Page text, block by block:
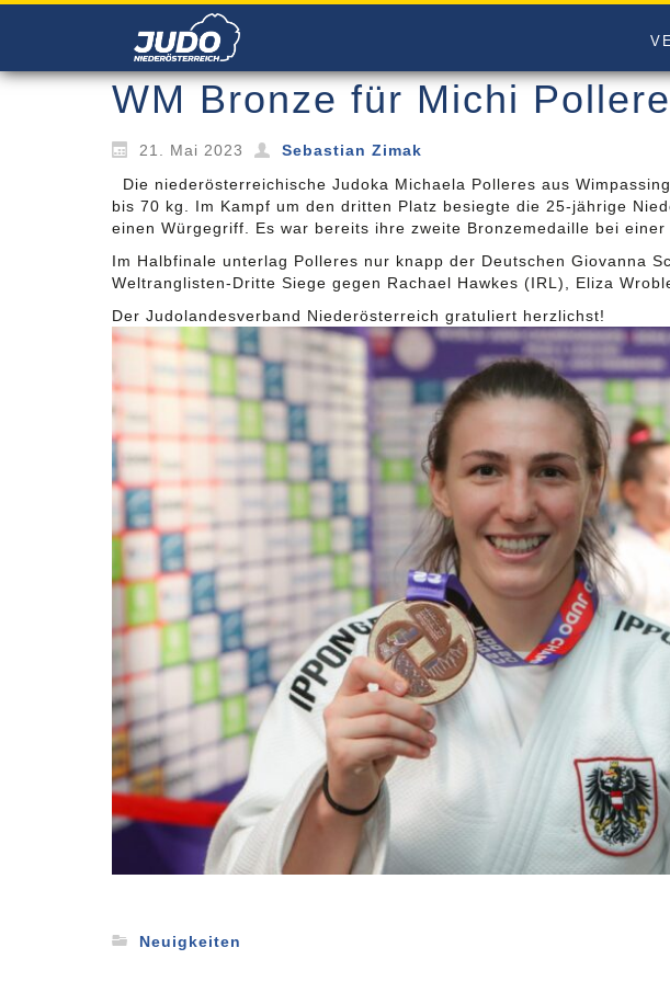
WM Bronze für Michi
21. Mai 2023
Sebastian Zimak
Die niederösterreichische Judoka Michaela Polleres aus
bis 70 kg. Im Kampf um den dritten Platz besiegte die 25-jährige
einen Würgegriff. Es war bereits ihre zweite Bronzemedaille bei
Im Halbfinale unterlag Polleres nur knapp der Deutschen Giovanna
Weltranglisten-Dritte Siege gegen Rachael Hawkes (IRL), Eliza
Der Judolandesverband Niederösterreich gratuliert herzlichst!
Neuigkeiten